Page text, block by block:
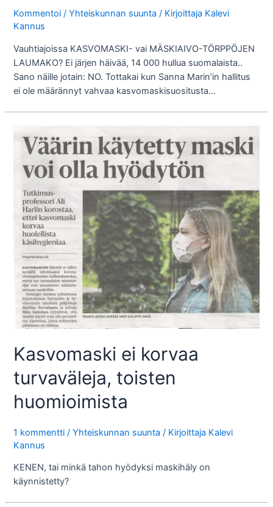
Kommentoi /Yhteiskunnan suunta / Kirjoittaja Kalevi
Kannus
Vauhtiajoissa KASVOMASKI- vai MÄSKIAIVO-TÖRPPÖJEN
LAUMAKO? Ei järjen häivää, 14 000 hullua suomalaista..
Sano näille jotain: NO. Tottakai kun Sanna Marin’in hallitus
ei ole määrännyt vahvaa kasvomaskisuositusta…
Kasvomaski ei korvaa
turvaväleja, toisten
huomioimista
1 kommentti /Yhteiskunnan suunta / Kirjoittaja Kalevi
Kannus
KENEN, tai minkä tahon hyödyksi maskihäly on
käynnistetty?